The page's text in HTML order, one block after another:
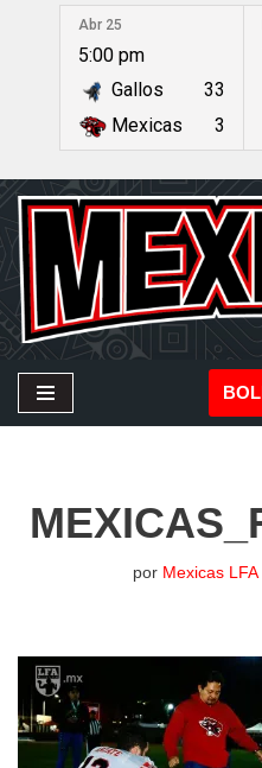
contenido
Abr 25
5:00 pm
Gallos
33
Mexicas
3
por Mexicas LFA